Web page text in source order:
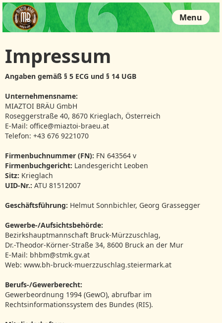
Menu
Impressum
Angaben gemäß § 5 ECG und § 14 UGB
Unternehmensname:
MIAZTOI BRÄU GmbH
Roseggerstraße 40, 8670 Krieglach, Österreich
E-Mail: office@miaztoi-braeu.at
Telefon: +43 676 9221070
Firmenbuchnummer (FN): FN 643564 v
Firmenbuchgericht: Landesgericht Leoben
Sitz: Krieglach
UID-Nr.: ATU 81512007
Geschäftsführung: Helmut Sonnbichler, Georg Grassegger
Gewerbe-/Aufsichtsbehörde:
Bezirkshauptmannschaft Bruck-Mürzzuschlag,
Dr.-Theodor-Körner-Straße 34, 8600 Bruck an der Mur
E-Mail: bhbm@stmk.gv.at
Web: www.bh-bruck-muerzzuschlag.steiermark.at
Berufs-/Gewerberecht:
Gewerbeordnung 1994 (GewO), abrufbar im
Rechtsinformationssystem des Bundes (RIS).